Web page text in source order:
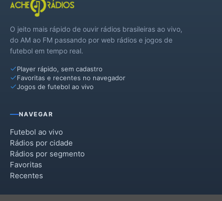
O jeito mais rápido de ouvir rádios brasileiras ao vivo,
do AM ao FM passando por web rádios e jogos de
futebol em tempo real.
Player rápido, sem cadastro
Favoritas e recentes no navegador
Jogos de futebol ao vivo
NAVEGAR
Futebol ao vivo
Rádios por cidade
Rádios por segmento
Favoritas
Recentes